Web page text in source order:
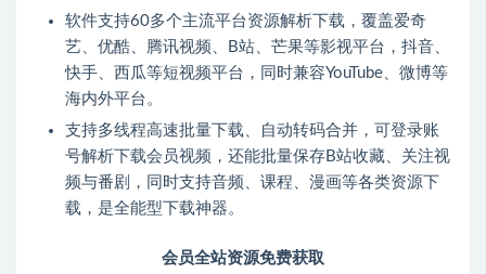
软件支持60多个主流平台资源解析下载，覆盖爱奇
艺、优酷、腾讯视频、B站、芒果等影视平台，抖音、
快手、西瓜等短视频平台，同时兼容YouTube、微博等
海内外平台。
支持多线程高速批量下载、自动转码合并，可登录账
号解析下载会员视频，还能批量保存B站收藏、关注视
频与番剧，同时支持音频、课程、漫画等各类资源下
载，是全能型下载神器。
会员全站资源免费获取